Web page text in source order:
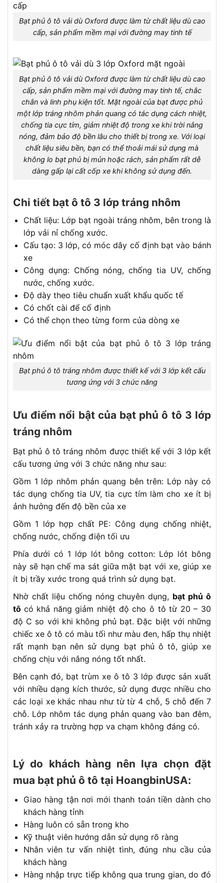
Bạt phủ ô tô vải dù Oxford được làm từ chất liệu dù cao
cấp, sản phẩm mềm mại với đường may tinh tế
Bạt phủ ô tô vải dù Oxford được làm từ chất liệu dù cao
cấp, sản phẩm mềm mại với đường may tinh tế, chắc
chắn và linh phụ kiện tốt. Mặt ngoài của bạt được phủ
một lớp tráng nhôm phản quang có tác dụng cách nhiệt,
chống tia cực tím, giảm nhiệt độ trong xe khi trời nắng
nóng, đảm bảo độ bền lâu cho thiết bị trong xe. Với loại
chất liệu siêu bền, bạn có thể thoải mái sử dụng mà
không lo bạt phủ bị mủn hoặc rách, sản phẩm rất dễ
dàng gấp lại cất cốp xe khi không sử dụng đến.
Chi tiết bạt ô tô 3 lớp tráng nhôm
Chất liệu: Lớp bạt ngoài tráng nhôm, bên trong là
lớp vải nỉ chống xước.
Cấu tạo: 3 lớp, có móc dây cố định bạt vào bánh
xe
Công dụng: Chống nóng, chống tia UV, chống
nước, chống xước.
Độ dày theo tiêu chuẩn xuất khẩu quốc tế
Có chốt cài để cố định
Có thể chọn theo từng form của dòng xe
Bạt phủ ô tô tráng nhôm được thiết kế với 3 lớp kết cấu
tương ứng với 3 chức năng
Ưu điểm nổi bật của bạt phủ ô tô 3 lớp
tráng nhôm
Bạt phủ ô tô tráng nhôm được thiết kế với 3 lớp kết
cấu tương ứng với 3 chức năng như sau:
Gồm 1 lớp nhôm phản quang bên trên: Lớp này có
tác dụng chống tia UV, tia cực tím làm cho xe ít bị
ảnh hưởng đến độ bền của xe
Gồm 1 lớp hợp chất PE: Công dụng chống nhiệt,
chống nước, chống điện tối ưu
Phía dưới có 1 lớp lót bông cotton: Lớp lót bông
này sẽ hạn chế ma sát giữa mặt bạt với xe, giúp xe
ít bị trầy xước trong quá trình sử dụng bạt.
Nhờ chất liệu chống nóng chuyên dụng, bạt phủ ô
tô có khả năng giảm nhiệt độ cho ô tô từ 20 – 30
độ C so với khi không phủ bạt. Đặc biệt với những
chiếc xe ô tô có màu tối như màu đen, hấp thụ nhiệt
rất mạnh bạn nên sử dụng bạt phủ ô tô, giúp xe
chống chịu với nắng nóng tốt nhất.
Bên cạnh đó, bạt trùm xe ô tô 3 lớp được sản xuất
với nhiều dạng kích thước, sử dụng được nhiều cho
các loại xe khác nhau như từ từ 4 chỗ, 5 chỗ đến 7
chỗ. Lớp nhôm tác dụng phản quang vào ban đêm,
tránh xảy ra trường hợp va chạm không đáng có.
Lý do khách hàng nên lựa chọn đặt
mua bạt phủ ô tô tại HoangbinUSA:
Giao hàng tận nơi mới thanh toán tiền dành cho
khách hàng tỉnh
Hàng luôn có sẵn trong kho
Kỹ thuật viên hướng dẫn sử dụng rõ ràng
Nhân viên tư vấn nhiệt tình, đúng nhu cầu của
khách hàng
Hàng nhập trực tiếp không qua trung gian, do đó